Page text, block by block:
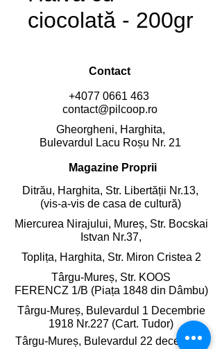
ciocolată - 200gr
Contact
+4077 0661 463
contact@pilcoop.ro
Gheorgheni, Harghita,
Bulevardul Lacu Roșu Nr. 21
Magazine Proprii
Ditrău, Harghita, Str. Libertății Nr.13,
(vis-a-vis de casa de cultură)
Miercurea Nirajului, Mureș, Str. Bocskai
Istvan Nr.37,
Toplița, Harghita, Str. Miron Cristea 2
Târgu-Mureș, Str. KOOS
FERENCZ 1/B (Piața 1848 din Dâmbu)
Târgu-Mureș, Bulevardul 1 Decembrie
1918 Nr.227 (Cart. Tudor)
Târgu-Mureș, Bulevardul 22 decembrie